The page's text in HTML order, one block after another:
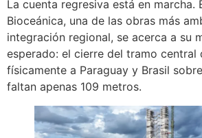
La cuenta regresiva está en marcha.
Bioceánica, una de las obras más
integración regional, se acerca a su
esperado: el cierre del tramo central
físicamente a Paraguay y Brasil
faltan apenas 109 metros.